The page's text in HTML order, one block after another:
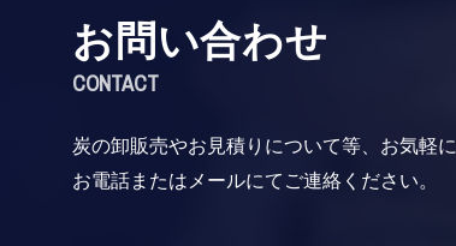
お問い合わせ
CONTACT
炭の卸販売やお見積りについて等、お気軽に
お電話またはメールにてご連絡ください。